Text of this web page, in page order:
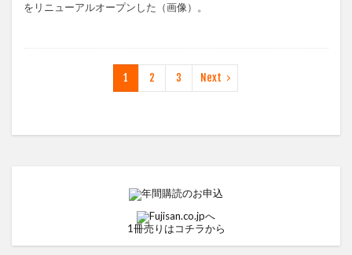
をリニューアルオープンした（画像）。
1 2 3 Next
1冊売りはコチラから